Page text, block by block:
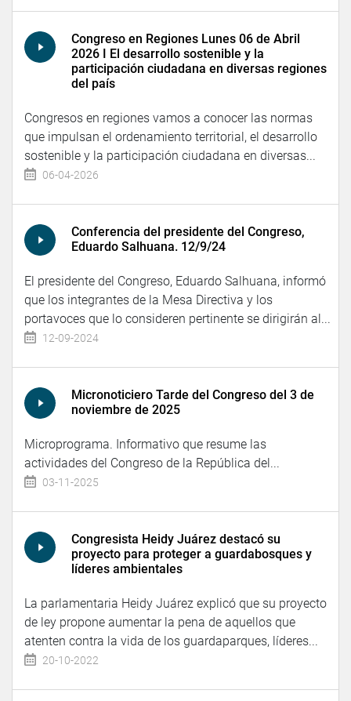
Congreso en Regiones Lunes 06 de Abril
2026 I El desarrollo sostenible y la
participación ciudadana en diversas regiones
del país
Congresos en regiones vamos a conocer las normas
que impulsan el ordenamiento territorial, el desarrollo
sostenible y la participación ciudadana en diversas...
06-04-2026
Conferencia del presidente del Congreso,
Eduardo Salhuana. 12/9/24
El presidente del Congreso, Eduardo Salhuana, informó
que los integrantes de la Mesa Directiva y los
portavoces que lo consideren pertinente se dirigirán al...
12-09-2024
Micronoticiero Tarde del Congreso del 3 de
noviembre de 2025
Microprograma. Informativo que resume las
actividades del Congreso de la República del...
03-11-2025
Congresista Heidy Juárez destacó su
proyecto para proteger a guardabosques y
líderes ambientales
La parlamentaria Heidy Juárez explicó que su proyecto
de ley propone aumentar la pena de aquellos que
atenten contra la vida de los guardaparques, líderes...
20-10-2022